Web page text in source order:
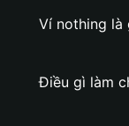
Ví nothing là
Điều gì làm